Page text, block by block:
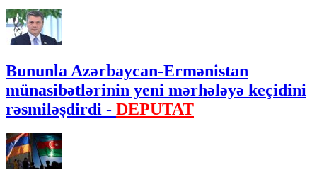
Bununla Azərbaycan-Ermənistan
münasibətlərinin yeni mərhələyə keçidini
rəsmiləşdirdi - DEPUTAT